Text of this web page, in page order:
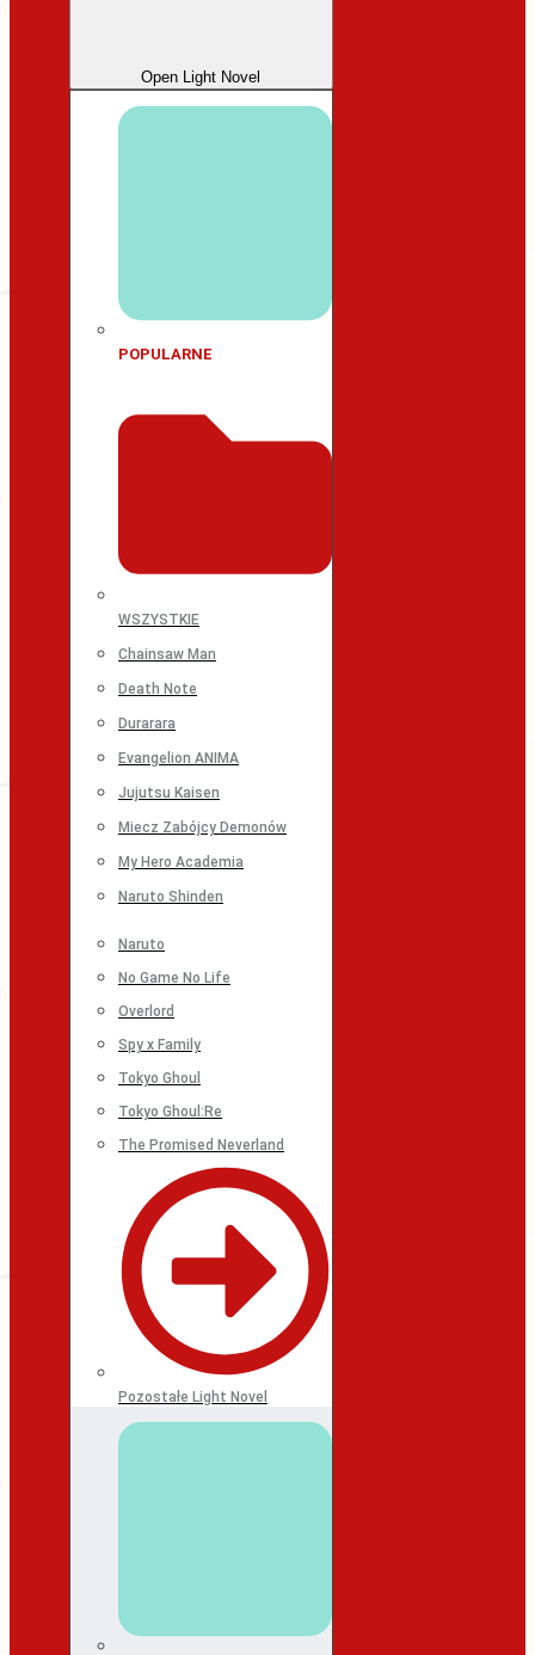
Open Light Novel
POPULARNE
WSZYSTKIE
Chainsaw Man
Death Note
Durarara
Evangelion ANIMA
Jujutsu Kaisen
Miecz Zabójcy Demonów
My Hero Academia
Naruto Shinden
Naruto
No Game No Life
Overlord
Spy x Family
Tokyo Ghoul
Tokyo Ghoul:Re
The Promised Neverland
Pozostałe Light Novel